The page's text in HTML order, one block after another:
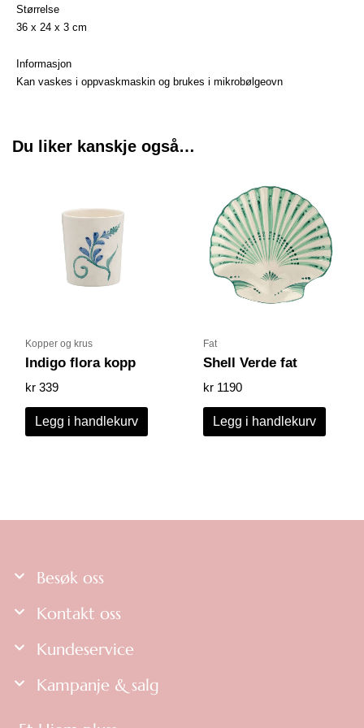
Størrelse
36 x 24 x 3 cm
Informasjon
Kan vaskes i oppvaskmaskin og brukes i mikrobølgeovn
Du liker kanskje også…
Kopper og krus
Indigo flora kopp
kr 339
Legg i handlekurv
Fat
Shell Verde fat
kr 1190
Legg i handlekurv
Besøk oss
Kontakt oss
Kundeservice
Kampanje & salg